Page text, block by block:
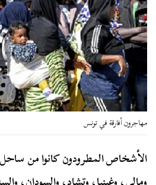
مهاجرون أفارقة في تونس
الأشخاص المطرودون كانوا من ساحل